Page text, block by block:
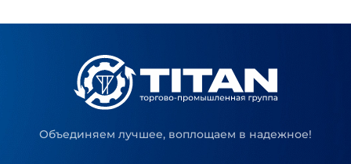
Объединяем лучшее, воплощаем в надежное!